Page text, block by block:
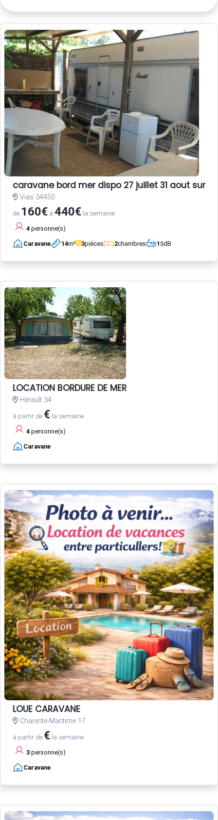
caravane bord mer dispo 27 juillet 31 aout sur
Vias 34450
de 160€ à 440€ la semaine
4 personne(s)
Caravane 14m² 3pièces 2chambres 1SdB
LOCATION BORDURE DE MER
Hérault 34
à partir de € la semaine
4 personne(s)
Caravane
LOUE CARAVANE
Charente-Maritime 17
à partir de € la semaine
3 personne(s)
Caravane